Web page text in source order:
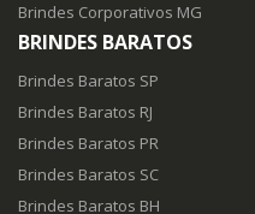
Brindes Corporativos MG
BRINDES BARATOS
Brindes Baratos SP
Brindes Baratos RJ
Brindes Baratos PR
Brindes Baratos SC
Brindes Baratos BH